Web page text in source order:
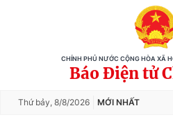
CHÍNH PHỦ NƯỚC CỘNG HÒA XÃ
Báo Điện tử
Thứ bảy, 8/8/2026 MỚI NHẤT